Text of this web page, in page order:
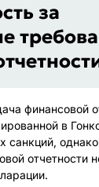
за
финансовой
в
санкций,
отчетности